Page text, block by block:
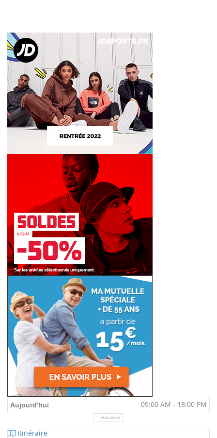
Aujourd'hui 09:00 AM - 18:00 PM
Horaires
Itinéraire